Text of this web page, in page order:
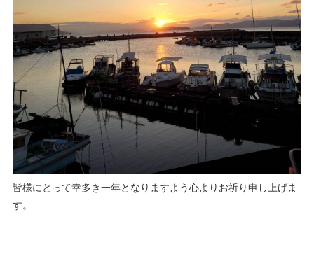
皆様にとって幸多き一年となりますよう心よりお祈り申し上げま
す。